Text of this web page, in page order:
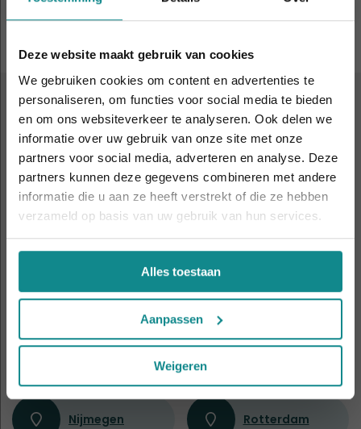
Deze website maakt gebruik van cookies
We gebruiken cookies om content en advertenties te
personaliseren, om functies voor social media te bieden
en om ons websiteverkeer te analyseren. Ook delen we
informatie over uw gebruik van onze site met onze
partners voor social media, adverteren en analyse. Deze
partners kunnen deze gegevens combineren met andere
informatie die u aan ze heeft verstrekt of die ze hebben
verzameld op basis van uw gebruik van hun services.
Alles toestaan
Aanpassen
Weigeren
ALTIJD IN DE BUURT
9 leslocatiesdoor heel
Nederland en België
Amsterdam Antwerpen
Apeldoorn Eindhoven
Nijmegen Rotterdam
De hittegolf houdt aan... onze actie ook! 10%
korting verlengd t.e.m. 7 augustus 2026.
Sluiten